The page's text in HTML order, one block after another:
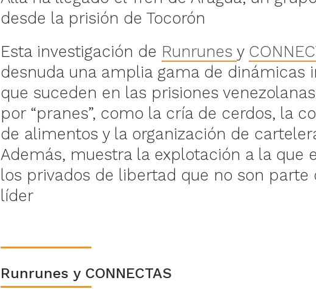
desde la prisión de Tocorón
Esta investigación de Runrunesy
desnuda una amplia gama de dinámicas
que suceden en las prisiones
por “pranes”, como la cría de cerdos, la
de alimentos y la organización de
Además, muestra la explotación a la que
los privados de libertad que no son parte
líder
Runrunes y CONNECTAS